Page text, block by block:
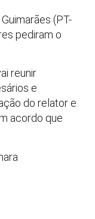
(PT-
pediram o
reunir
e
do relator e
acordo que